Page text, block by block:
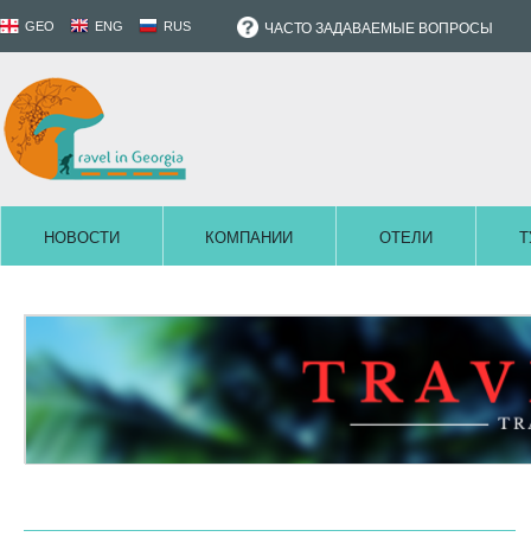
GEO ENG RUS ЧАСТО ЗАДАВАЕМЫЕ ВОПРОСЫ
НОВОСТИ КОМПАНИИ ОТЕЛИ